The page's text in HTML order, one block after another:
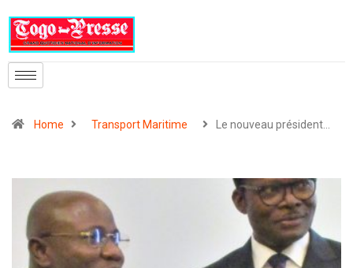
Home Transport Maritime Le nouveau président…